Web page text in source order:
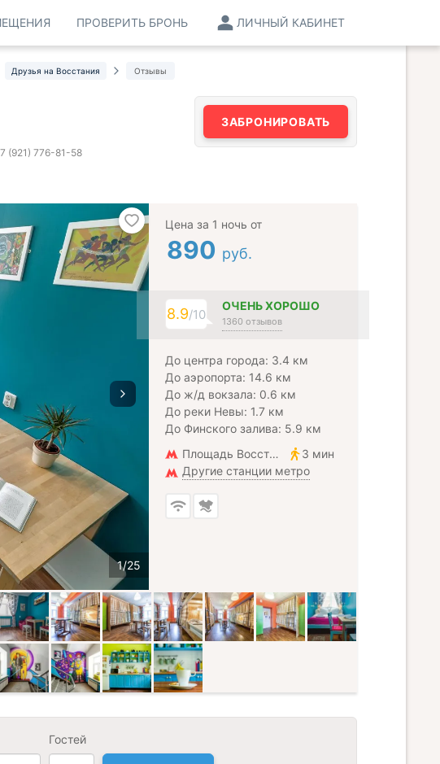
ЛИЧНЫЙ КАБИНЕТ
ПРОВЕРИТЬ БРОНЬ
Друзья на Восстания Отзывы
(921) 776-81-58
ЗАБРОНИРОВАТЬ
Цена за 1 ночь от
890 руб.
8.9/10
ОЧЕНЬ ХОРОШО
1360 отзывов
До центра города: 3.4 км
До аэропорта: 14.6 км
До ж/д вокзала: 0.6 км
До реки Невы: 1.7 км
До Финского залива: 5.9 км
Площадь Восстания
3 мин
Другие станции метро
Гостей